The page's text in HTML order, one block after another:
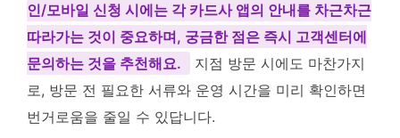
인/모바일 신청 시에는 각 카드사 앱의 안내를 차근차근
따라가는 것이 중요하며, 궁금한 점은 즉시 고객센터에
문의하는 것을 추천해요.
지점 방문 시에도 마찬가지
로, 방문 전 필요한 서류와 운영 시간을 미리 확인하면
번거로움을 줄일 수 있답니다.